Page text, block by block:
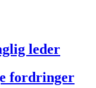
leder
fordringer